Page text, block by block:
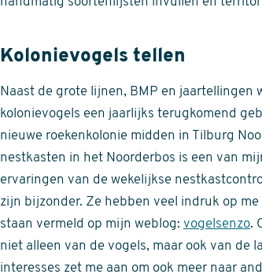
Kolonievogels tellen
Naast de grote lijnen, BMP en jaartellingen
kolonievogels een jaarlijks terugkomend
nieuwe roekenkolonie midden in Tilburg
nestkasten in het Noorderbos is een van
ervaringen van de wekelijkse
zijn bijzonder. Ze hebben veel indruk op
staan vermeld op mijn weblog: vogelsenzo.
niet alleen van de vogels, maar ook van de
interesses zet me aan om ook meer naar